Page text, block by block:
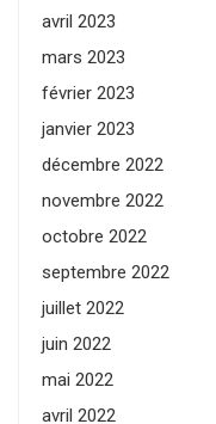
avril 2023
mars 2023
février 2023
janvier 2023
décembre 2022
novembre 2022
octobre 2022
septembre 2022
juillet 2022
juin 2022
mai 2022
avril 2022